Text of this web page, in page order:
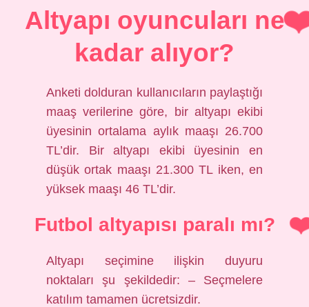
Altyapı oyuncuları ne
kadar alıyor?
Anketi dolduran kullanıcıların paylaştığı
maaş verilerine göre, bir altyapı ekibi
üyesinin ortalama aylık maaşı 26.700
TL’dir. Bir altyapı ekibi üyesinin en
düşük ortak maaşı 21.300 TL iken, en
yüksek maaşı 46 TL’dir.
Futbol altyapısı paralı mı?
Altyapı seçimine ilişkin duyuru
noktaları şu şekildedir: – Seçmelere
katılım tamamen ücretsizdir.